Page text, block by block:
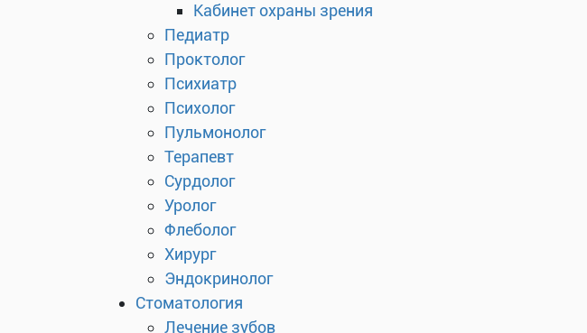
Кабинет охраны зрения
Педиатр
Проктолог
Психиатр
Психолог
Пульмонолог
Терапевт
Сурдолог
Уролог
Флеболог
Хирург
Эндокринолог
Стоматология
Лечение зубов